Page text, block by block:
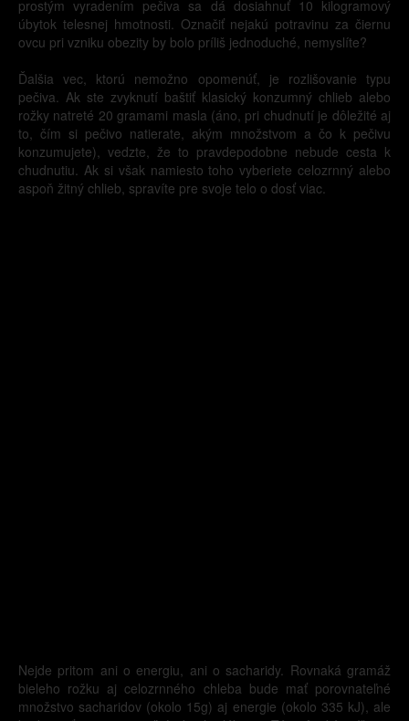
prostým vyradením pečiva sa dá dosiahnuť 10 kilogramový
úbytok telesnej hmotnosti. Označiť nejakú potravinu za čiernu
ovcu pri vzniku obezity by bolo príliš jednoduché, nemyslíte?
Ďalšia vec, ktorú nemožno opomenúť, je rozlišovanie typu
pečiva. Ak ste zvyknutí baštiť klasický konzumný chlieb alebo
rožky natreté 20 gramami masla (áno, pri chudnutí je dôležité aj
to, čím si pečivo natierate, akým množstvom a čo k pečivu
konzumujete), vedzte, že to pravdepodobne nebude cesta k
chudnutiu. Ak si však namiesto toho vyberiete celozrnný alebo
aspoň žitný chlieb, spravíte pre svoje telo o dosť viac.
Nejde pritom ani o energiu, ani o sacharidy. Rovnaká gramáž
bieleho rožku aj celozrnného chleba bude mať porovnateľné
množstvo sacharidov (okolo 15g) aj energie (okolo 335 kJ), ale